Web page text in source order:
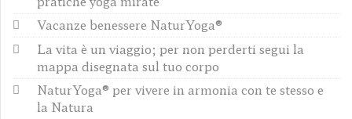
Vacanze benessere NaturYoga®
La vita è un viaggio; per non perderti segui la
mappa disegnata sul tuo corpo
NaturYoga® per vivere in armonia con te stesso e
la Natura